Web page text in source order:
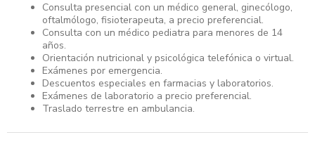
Consulta presencial con un médico general, ginecólogo,
oftalmólogo, fisioterapeuta, a precio preferencial.
Consulta con un médico pediatra para menores de 14
años.
Orientación nutricional y psicológica telefónica o virtual.
Exámenes por emergencia.
Descuentos especiales en farmacias y laboratorios.
Exámenes de laboratorio a precio preferencial.
Traslado terrestre en ambulancia.